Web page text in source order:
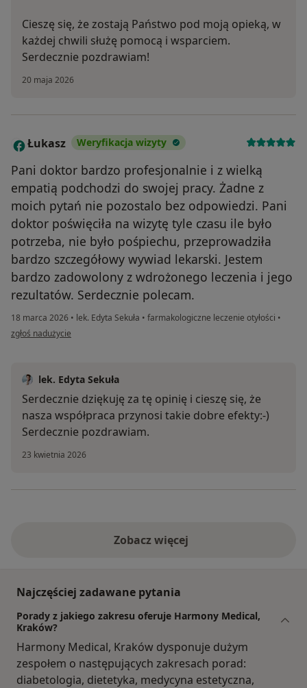
Cieszę się, że zostają Państwo pod moją opieką, w
każdej chwili służę pomocą i wsparciem.
Serdecznie pozdrawiam!
20 maja 2026
Ł Łukasz Weryfikacja wizyty
Pani doktor bardzo profesjonalnie i z wielką
empatią podchodzi do swojej pracy. Żadne z
moich pytań nie pozostalo bez odpowiedzi. Pani
doktor poświęciła na wizytę tyle czasu ile było
potrzeba, nie było pośpiechu, przeprowadziła
bardzo szczegółowy wywiad lekarski. Jestem
bardzo zadowolony z wdrożonego leczenia i jego
rezultatów. Serdecznie polecam.
18 marca 2026 • lek. Edyta Sekuła • farmakologiczne leczenie otyłości •
w opinii użytkownika Łukasz
zgłoś nadużycie
lek. Edyta Sekuła
Serdecznie dziękuję za tę opinię i cieszę się, że
nasza współpraca przynosi takie dobre efekty:-)
Serdecznie pozdrawiam.
23 kwietnia 2026
Zobacz więcej
Najczęściej zadawane pytania
Porady z jakiego zakresu oferuje Harmony Medical,
Kraków?
Harmony Medical, Kraków dysponuje dużym
zespołem o następujących zakresach porad:
diabetologia, dietetyka, medycyna estetyczna,